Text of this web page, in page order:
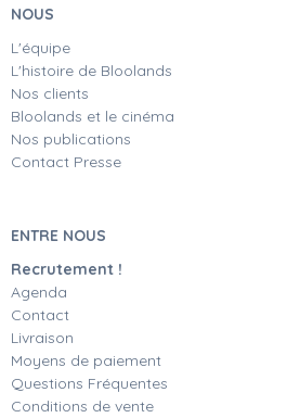
NOUS
L'équipe
L'histoire de Bloolands
Nos clients
Bloolands et le cinéma
Nos publications
Contact Presse
ENTRE NOUS
Recrutement !
Agenda
Contact
Livraison
Moyens de paiement
Questions Fréquentes
Conditions de vente